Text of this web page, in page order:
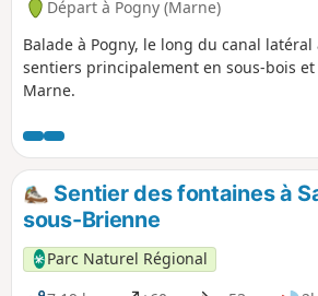
Départ à Pogny (Marne)
Balade à Pogny, le long du canal
sentiers principalement en sous-bois
Marne.
Sentier des fontaines à
sous-Brienne
Parc Naturel Régional